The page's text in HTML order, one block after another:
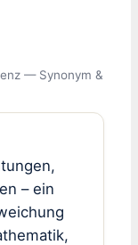
— Synonym &
– ein